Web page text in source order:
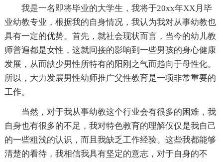
我是一名即将毕业的大学生，我将于20xx年XX月毕
业幼教专业，根据我的自身情况，我认为我对从事幼教也
具有一定的优势。首先，就社会现状而言，当今的幼儿教
师普遍都是女性，这就间接的影响到一些男孩的身心健康
发展，从而缺少男性所特有的阳刚之气而趋向于母性化。
所以，大力发展男性幼师推广父性教育是一项非常重要的
工作。
当然，对于我从事幼教这个行业会有很多的困难，我
自身也有很多的不足，我对特色教育的理解仅仅是我自己
的一些粗浅的认识，而且我缺乏工作经验。这些我都能够
清楚的看待，我相信我具有坚定的意志，对于自身的不